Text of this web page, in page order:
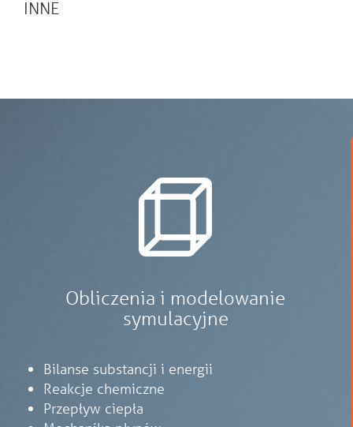
INNE
Obliczenia i modelowanie
symulacyjne
Bilanse substancji i energii
Reakcje chemiczne
Przepływ ciepła